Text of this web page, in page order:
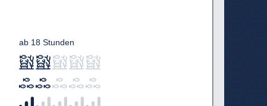
ab 18 Stunden